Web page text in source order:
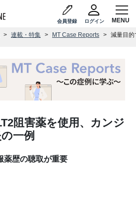
会員登録 ログイン
連載・特集 MT Case Reports 減量目的
阻害薬を使用、カンジ
一例
薬歴の聴取が重要